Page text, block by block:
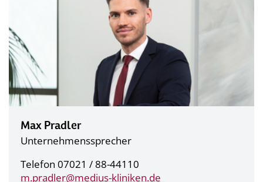
Max Pradler
Unternehmenssprecher
Telefon 07021 / 88-44110
m.pradler@medius-kliniken.de